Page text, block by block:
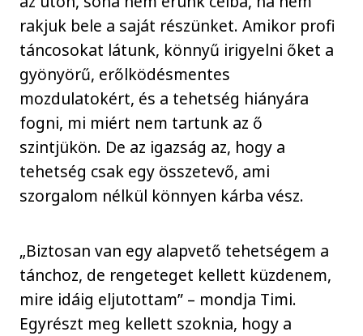
rakjuk bele a saját részünket. Amikor profi
táncosokat látunk, könnyű irigyelni őket a
gyönyörű, erőlködésmentes
mozdulatokért, és a tehetség hiányára
fogni, mi miért nem tartunk az ő
szintjükön. De az igazság az, hogy a
tehetség csak egy összetevő, ami
szorgalom nélkül könnyen kárba vész.
„Biztosan van egy alapvető tehetségem a
tánchoz, de rengeteget kellett küzdenem,
mire idáig eljutottam” – mondja Timi.
Egyrészt meg kellett szoknia, hogy a